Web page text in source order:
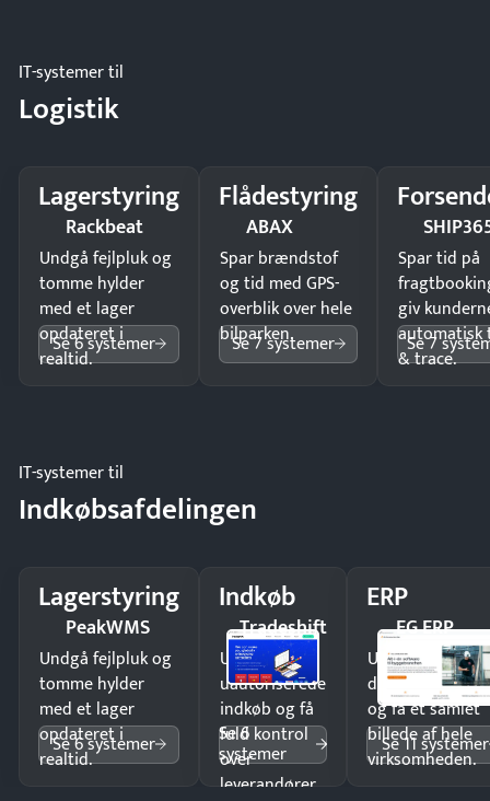
IT-systemer til
Logistik
Lagerstyring
Rackbeat
Undgå fejlpluk og
tomme hylder
med et lager
opdateret i
realtid.
Se 6 systemer
Flådestyring
ABAX
Spar brændstof
og tid med GPS-
overblik over hele
bilparken.
Se 7 systemer
Spar tid på
giv
automatisk
& trace.
Se 7
IT-systemer til
Indkøbsafdelingen
Lagerstyring
PeakWMS
Undgå fejlpluk og
tomme hylder
med et lager
opdateret i
realtid.
Se 6 systemer
Indkøb
Tradeshift
Undgå
uautoriserede
indkøb og få
fuld kontrol
over
leverandører
Se 6
systemer
ERP
EG ERP
Undgå
og få ét samlet
billede af hele
virksomheden.
Se 11 systemer